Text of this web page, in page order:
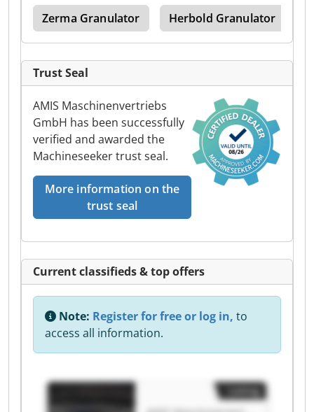
Zerma Granulator Herbold Granulator
Trust Seal
AMIS Maschinenvertriebs
GmbH has been successfully
verified and awarded the
Machineseeker trust seal.
More information on the
trust seal
Current classifieds & top offers
Note: Register for free or log in, to
access all information.